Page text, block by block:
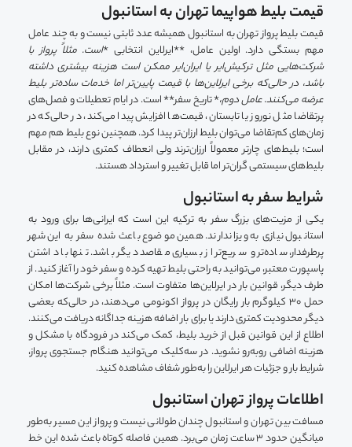
قیمت بلیط هواپیما تهران به استانبول
قیمت بلیط پرواز تهران به استانبول همیشه عدد ثابتی نیست و به چند عامل
مهم بستگی دارد. اولین عامل، **ایرلاین انتخابی *است. مثلاً پرواز با
شرکت‌هایی مثل ترکیش‌ایر یا ایران‌ایر ممکن است هزینه بیشتری داشته
باشد، در حالی‌که برخی ایرلاین‌ها با قیمت پایین‌تر اما خدمات ساده‌تر بلیط
عرضه می‌کنند. عامل دوم،* تاریخ سفر** است. در ایام تعطیلات و فصل‌های
پرتقاضا مثل نوروز یا تابستان، قیمت‌ها افزایش پیدا می‌کند، در حالی‌که در
زمان‌های کم‌تقاضا می‌توان بلیط ارزان‌تر پیدا کرد. همچنین نوع بلیط هم مهم
است؛ بلیط‌های چارتر معمولاً ارزان‌ترند ولی انعطاف کمتری دارند، در مقابل
بلیط‌های سیستمی گران‌تر اما قابل تغییر و استرداد هستند.
شرایط سفر به استانبول
یکی از مزیت‌های بزرگ سفر به ترکیه این است که ایرانی‌ها برای ورود به
استانبول نیازی به ویزا ندارند. همین موضوع باعث شده سفر به این شهر
پرطرفدار، ساده‌تر و سریع‌تر از بسیاری مقاصد دیگر باشد. تنها با داشتن
پاسپورت معتبر، می‌توانید به راحتی بلیط تهیه کرده و سفر خود را آغاز کنید. از
طرف دیگر، قوانین بار در ایرلاین‌ها متفاوت است. مثلاً برخی شرکت‌ها امکان
حمل ۳۰ کیلوگرم بار رایگان در پرواز اکونومی می‌دهند، در حالی‌که بعضی
دیگر محدودیت کمتری دارند یا برای بار اضافه هزینه جداگانه دریافت می‌کنند.
اطلاع از این قوانین قبل از خرید بلیط، کمک می‌کند در فرودگاه با مشکل و
هزینه اضافی روبه‌رو نشوید. در سه‌کلیک می‌توانید هنگام جستجوی پرواز،
شرایط بار و جزئیات هر ایرلاین را به‌طور شفاف مشاهده کنید.
اطلاعات پرواز تهران استانبول
مسافت بین تهران و استانبول چندان طولانی نیست و پرواز این مسیر به‌طور
میانگین حدود ۳ ساعت زمان می‌برد. همین فاصله کوتاه باعث شده این خط